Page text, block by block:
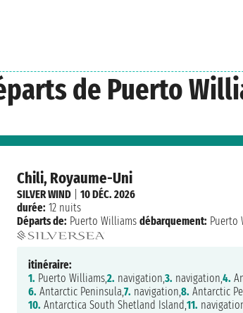
de Puerto
Chili, Royaume-Uni
SILVER WIND| 10 DÉC. 2026
durée: 12 nuits
Départs de: Puerto Williams débarquement: Puerto
itinéraire:
1. Puerto Williams,2. navigation,3. navigation,4.
6. Antarctic Peninsula,7. navigation,8. Antarctic
10. Antarctica South Shetland Island,11.